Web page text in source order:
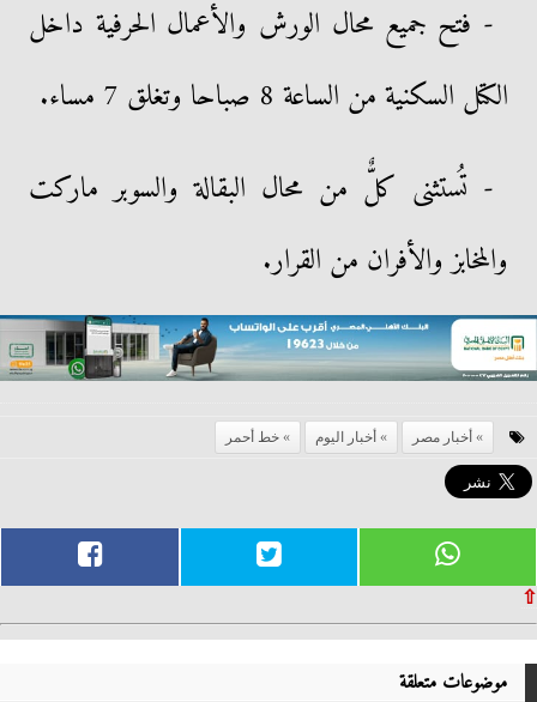
- فتح جميع محال الورش والأعمال الحرفية داخل
الكتل السكنية من الساعة 8 صباحا وتغلق 7 مساء.
- تُستثنى كلٌّ من محال البقالة والسوبر ماركت
والمخابز والأفران من القرار.
أخبار مصر أخبار اليوم خط أحمر
⇧
موضوعات متعلقة